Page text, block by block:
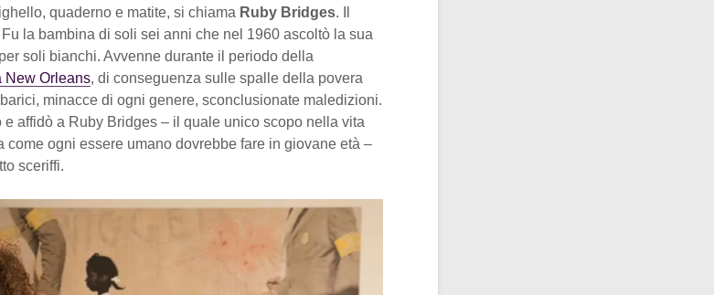
quaderno e matite, si chiama Ruby Bridges. Il
la bambina di soli sei anni che nel 1960 ascoltò la sua
soli bianchi. Avvenne durante il periodo della
New Orleans, di conseguenza sulle spalle della povera
minacce di ogni genere, sconclusionate maledizioni.
e affidò a Ruby Bridges – il quale unico scopo nella vita
come ogni essere umano dovrebbe fare in giovane età –
sceriffi.